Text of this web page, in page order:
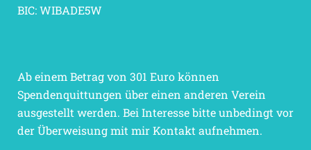
BIC: WIBADE5W
Ab einem Betrag von 301 Euro können
Spendenquittungen über einen anderen Verein
ausgestellt werden. Bei Interesse bitte unbedingt vor
der Überweisung mit mir Kontakt aufnehmen.